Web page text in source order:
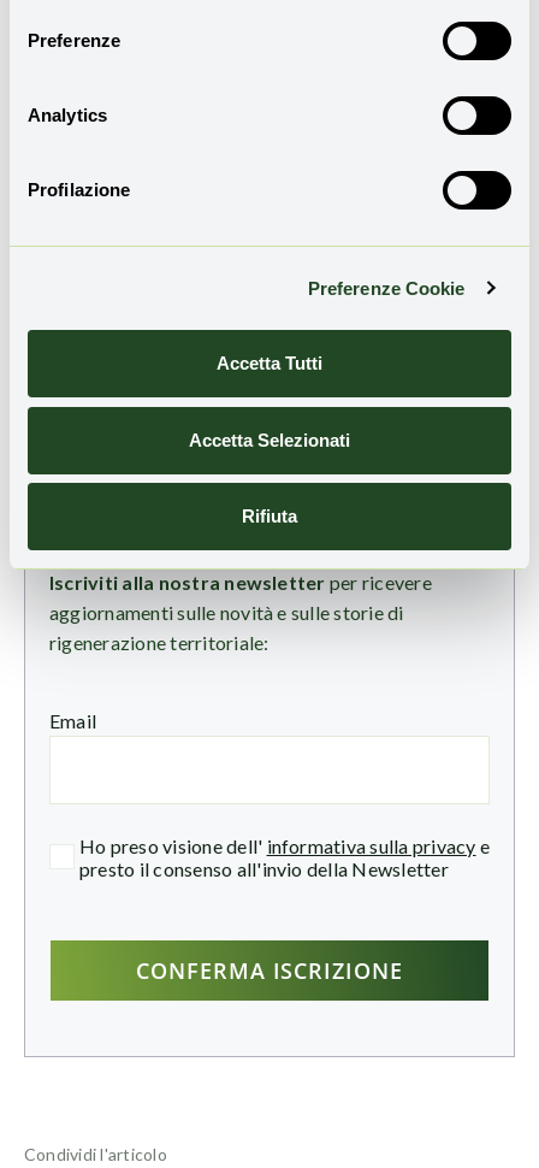
Preferenze
Analytics
Profilazione
Preferenze Cookie
Accetta Tutti
Accetta Selezionati
Rifiuta
tubetti per la cosmesi,
il ketchup, ma anche gli stessi
porta lattine della birra.
TI È PIACIUTO QUESTO ARTICOLO?
Iscriviti alla nostra newsletter per ricevere
aggiornamenti sulle novità e sulle storie di
rigenerazione territoriale:
Email
Ho preso visione dell' informativa sulla privacy e
presto il consenso all'invio della Newsletter
Condividi l'articolo